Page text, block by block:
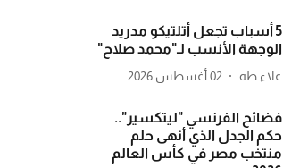
5 أسباب تجعل أتلتيكو مدريد
الوجهة الأنسب لـ"محمد صلاح"
علاء طه 02 أغسطس 2026
فضائح الفرنسي "ليتكسير"..
حكم الجدل الذي أنهى حلم
منتخب مصر في كأس العالم